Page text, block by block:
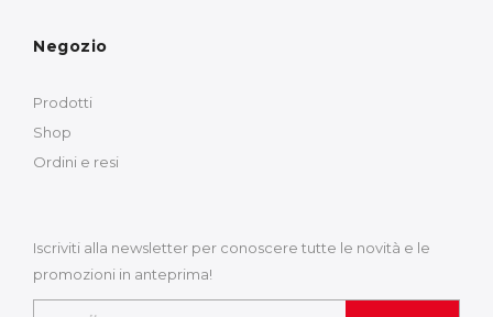
Negozio
Prodotti
Shop
Ordini e resi
Iscriviti alla newsletter per conoscere tutte le novità e le
promozioni in anteprima!